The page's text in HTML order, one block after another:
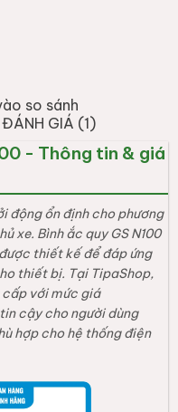
so sánh
ĐÁNH GIÁ (1)
- Thông tin & giá
động ổn định cho phương
xe. Bình ắc quy GS N100
thiết kế để đáp ứng
thiết bị. Tại TipaShop,
cấp với mức giá
cậy cho người dùng
hợp cho hệ thống điện